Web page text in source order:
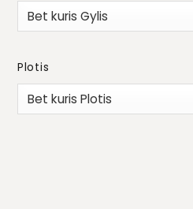
Plotis